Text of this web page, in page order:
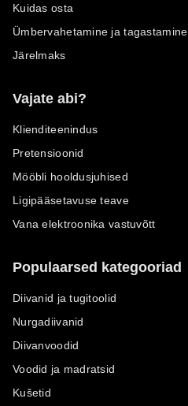
Kuidas osta
Ümbervahetamine ja tagastamine
Järelmaks
Vajate abi?
Klienditeenindus
Pretensioonid
Mööbli hooldusjuhised
Ligipääsetavuse teave
Vana elektroonika vastuvõtt
Populaarsed kategooriad
Diivanid ja tugitoolid
Nurgadiivanid
Diivanvoodid
Voodid ja madratsid
Kušetid